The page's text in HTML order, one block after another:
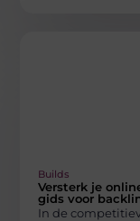
Builds
Versterk je
gids voor
In de